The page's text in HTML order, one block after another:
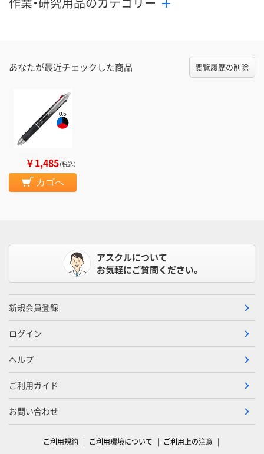
あなたが最近チェックした商品 閲覧履歴の削除
￥1,485（税込）
カゴへ
アスクルについて
お気軽にご質問ください。
新規会員登録
ログイン
ヘルプ
ご利用ガイド
お問い合わせ
ご利用規約 ご利用環境について
ご利用上の注意